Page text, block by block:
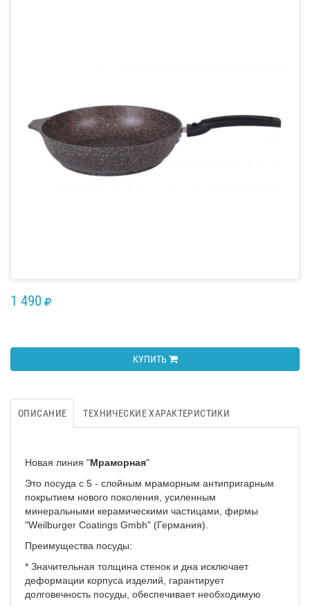
1 490 RUB
КУПИТЬ
ОПИСАНИЕ ТЕХНИЧЕСКИЕ ХАРАКТЕРИСТИКИ
Новая линия "Мраморная"
Это посуда с 5 - слойным мраморным антипригарным
покрытием нового поколения, усиленным
минеральными керамическими частицами, фирмы
"Weilburger Coatings Gmbh" (Германия).
Преимущества посуды:
* Значительная толщина стенок и дна исключает
деформации корпуса изделий, гарантирует
долговечность посуды, обеспечивает необходимую